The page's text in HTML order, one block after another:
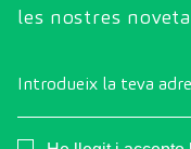
les nostres
Introdueix la teva